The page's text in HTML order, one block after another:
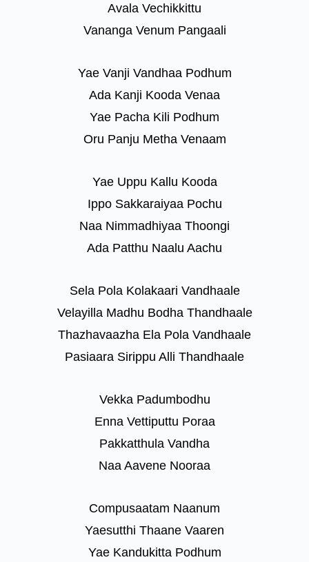
Avala Vechikkittu
Vananga Venum Pangaali
Yae Vanji Vandhaa Podhum
Ada Kanji Kooda Venaa
Yae Pacha Kili Podhum
Oru Panju Metha Venaam
Yae Uppu Kallu Kooda
Ippo Sakkaraiyaa Pochu
Naa Nimmadhiyaa Thoongi
Ada Patthu Naalu Aachu
Sela Pola Kolakaari Vandhaale
Velayilla Madhu Bodha Thandhaale
Thazhavaazha Ela Pola Vandhaale
Pasiaara Sirippu Alli Thandhaale
Vekka Padumbodhu
Enna Vettiputtu Poraa
Pakkatthula Vandha
Naa Aavene Nooraa
Compusaatam Naanum
Yaesutthi Thaane Vaaren
Yae Kandukitta Podhum